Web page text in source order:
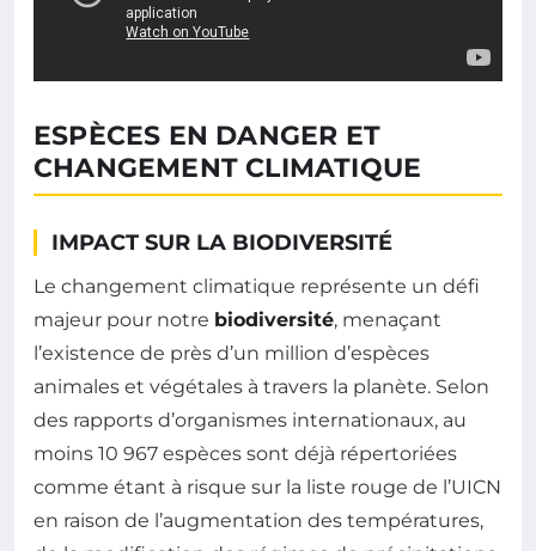
ESPÈCES EN DANGER ET
CHANGEMENT CLIMATIQUE
IMPACT SUR LA BIODIVERSITÉ
Le changement climatique représente un défi
majeur pour notre biodiversité, menaçant
l’existence de près d’un million d’espèces
animales et végétales à travers la planète. Selon
des rapports d’organismes internationaux, au
moins 10 967 espèces sont déjà répertoriées
comme étant à risque sur la liste rouge de l’UICN
en raison de l’augmentation des températures,